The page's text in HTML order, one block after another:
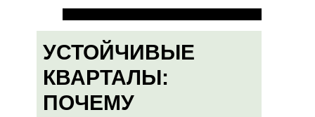
УСТОЙЧИВЫЕ
КВАРТАЛЫ:
ПОЧЕМУ